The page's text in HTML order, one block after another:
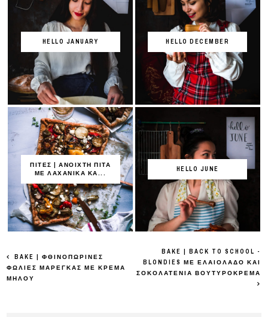
HELLO JANUARY HELLO DECEMBER
ΠΙΤΕΣ | ΑΝΟΙΧΤΗ ΠΙΤΑ
ΜΕ ΛΑΧΑΝΙΚΑ ΚΑ...
HELLO JUNE
BAKE | ΦΘΙΝΟΠΩΡΙΝΕΣ
ΦΩΛΙΕΣ ΜΑΡΕΓΚΑΣ ΜΕ ΚΡΕΜΑ
ΜΗΛΟΥ
BAKE | BACK TO SCHOOL -
BLONDIES ΜΕ ΕΛΑΙΟΛΑΔΟ ΚΑΙ
ΣΟΚΟΛΑΤΕΝΙΑ ΒΟΥΤΥΡΟΚΡΕΜΑ